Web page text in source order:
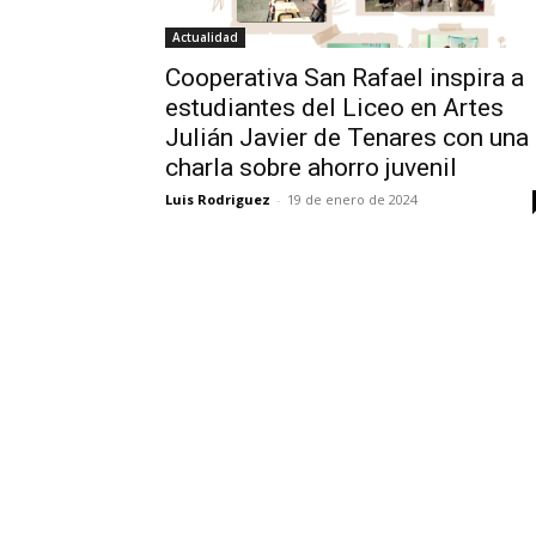
Actualidad
Cooperativa San Rafael inspira a
estudiantes del Liceo en Artes
Julián Javier de Tenares con una
charla sobre ahorro juvenil
Luis Rodriguez - 19 de enero de 2024